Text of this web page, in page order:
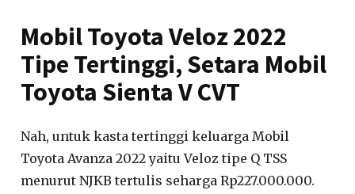
Mobil Toyota Veloz 2022
Tipe Tertinggi, Setara Mobil
Toyota Sienta V CVT
Nah, untuk kasta tertinggi keluarga Mobil
Toyota Avanza 2022 yaitu Veloz tipe Q TSS
menurut NJKB tertulis seharga Rp227.000.000.